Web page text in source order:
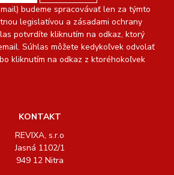
budeme spracovávať len za týmto
legislatívou a zásadami ochrany
potvrdíte kliknutím na odkaz, ktorý
Súhlas môžete kedykoľvek odvolať
kliknutím na odkaz z ktoréhokoľvek
KONTAKT
REVIXA, s.r.o
Jasná 1102/1
949 12 Nitra